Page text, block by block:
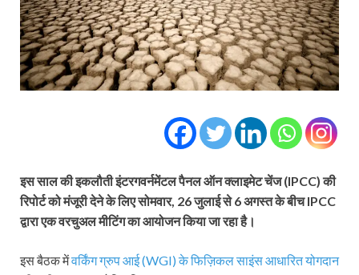
इस साल की इकलौती इंटरगवर्नमेंटल पैनल ऑन क्लाइमेट चेंज (IPCC) की
रिपोर्ट को मंजूरी देने के लिए सोमवार, 26जुलाईसे 6अगस्तके बीच IPCC
द्वारा एक वरचुअल मीटिंग का आयोजन किया जा रहा है।
इस बैठक मेंवर्किंग ग्रुप आई (WGI) के फिज़िकल साइंस आधारित योगदान